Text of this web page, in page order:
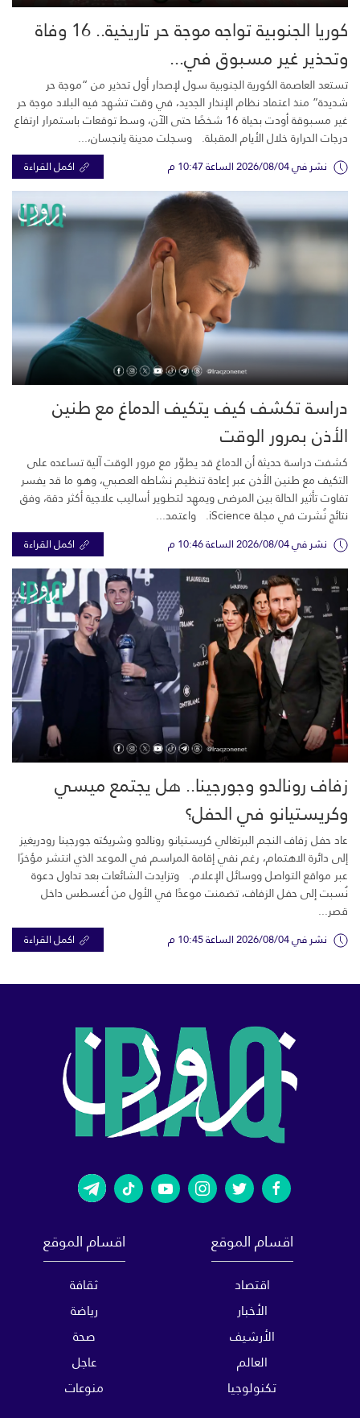
كوريا الجنوبية تواجه موجة حر تاريخية.. 16 وفاة
وتحذير غير مسبوق في...
تستعد العاصمة الكورية الجنوبية سول لإصدار أول تحذير من “موجة حر
شديدة” منذ اعتماد نظام الإنذار الجديد، في وقت تشهد فيه البلاد موجة حر
غير مسبوقة أودت بحياة 16 شخصًا حتى الآن، وسط توقعات باستمرار ارتفاع
درجات الحرارة خلال الأيام المقبلة. وسجلت مدينة يانجسان،...
نشر في 2026/08/04 الساعة 10:47 م اكمل القراءة
دراسة تكشف كيف يتكيف الدماغ مع طنين
الأذن بمرور الوقت
كشفت دراسة حديثة أن الدماغ قد يطوّر مع مرور الوقت آلية تساعده على
التكيف مع طنين الأذن عبر إعادة تنظيم نشاطه العصبي، وهو ما قد يفسر
تفاوت تأثير الحالة بين المرضى ويمهد لتطوير أساليب علاجية أكثر دقة، وفق
نتائج نُشرت في مجلة iScience. واعتمد...
نشر في 2026/08/04 الساعة 10:46 م اكمل القراءة
زفاف رونالدو وجورجينا.. هل يجتمع ميسي
وكريستيانو في الحفل؟
عاد حفل زفاف النجم البرتغالي كريستيانو رونالدو وشريكته جورجينا رودريغيز
إلى دائرة الاهتمام، رغم نفي إقامة المراسم في الموعد الذي انتشر مؤخرًا
عبر مواقع التواصل ووسائل الإعلام. وتزايدت الشائعات بعد تداول دعوة
نُسبت إلى حفل الزفاف، تضمنت موعدًا في الأول من أغسطس داخل
قصر...
نشر في 2026/08/04 الساعة 10:45 م اكمل القراءة
اقسام الموقع
اقتصاد
الأخبار
الأرشيف
العالم
تكنولوجيا
اقسام الموقع
ثقافة
رياضة
صحة
عاجل
منوعات